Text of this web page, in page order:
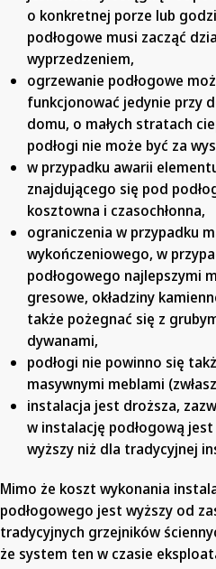
o konkretnej porze lub
podłogowe musi zacząć
wyprzedzeniem,
ogrzewanie podłogowe
funkcjonować jedynie przy
domu, o małych stratach
podłogi nie może być za
w przypadku awarii
znajdującego się pod
kosztowna i czasochłonna,
ograniczenia w przypadku
wykończeniowego, w
podłogowego najlepszymi
gresowe, okładziny
także pożegnać się z
dywanami,
podłogi nie powinno się
masywnymi meblami
instalacja jest droższa,
w instalację podłogową jest
wyższy niż dla tradycyjnej
Mimo że koszt wykonania
podłogowego jest wyższy od
tradycyjnych grzejników
że system ten w czasie